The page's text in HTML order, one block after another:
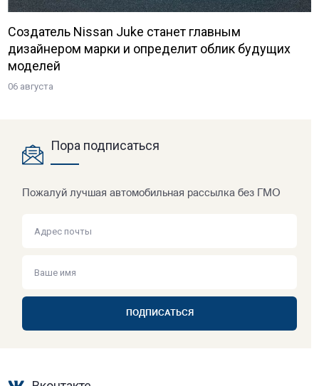
Создатель Nissan Juke станет главным
дизайнером марки и определит облик будущих
моделей
06 августа
Пора подписаться
Пожалуй лучшая автомобильная рассылка без ГМО
ПОДПИСАТЬСЯ